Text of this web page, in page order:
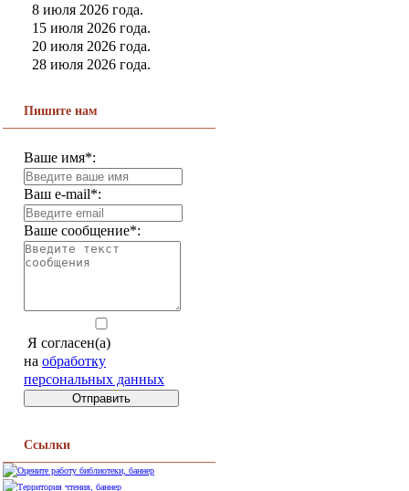
8 июля 2026 года.
15 июля 2026 года.
20 июля 2026 года.
28 июля 2026 года.
Пишите нам
Ваше имя*:
Ваш e-mail*:
Ваше сообщение*:
Я согласен(а)
на обработку
персональных данных
Ссылки